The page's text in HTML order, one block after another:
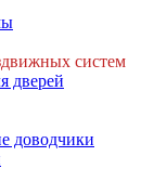
систем
дверей
доводчики